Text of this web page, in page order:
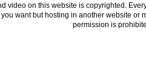
video on this website is copyrighted.
want but hosting in another website
permission is